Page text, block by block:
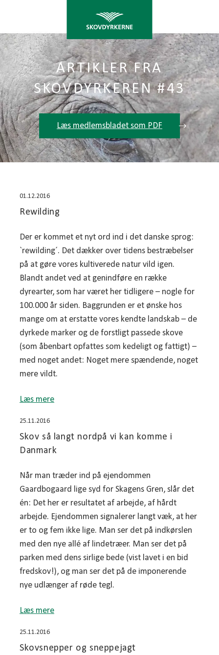
ARTIKLER FRA
SKOVDYRKEREN #43
Læs medlemsbladet som PDF
01.12.2016
Rewilding
Der er kommet et nyt ord ind i det danske sprog:
`rewilding´. Det dækker over tidens bestræbelser
på at gøre vores kultiverede natur vild igen.
Blandt andet ved at genindføre en række
dyrearter, som har været her tidligere – nogle for
100.000 år siden. Baggrunden er et ønske hos
mange om at erstatte vores kendte landskab – de
dyrkede marker og de forstligt passede skove
(som åbenbart opfattes som kedeligt og fattigt) –
med noget andet: Noget mere spændende, noget
mere vildt.
Læs mere
25.11.2016
Skov så langt nordpå vi kan komme i
Danmark
Når man træder ind på ejendommen
Gaardbogaard lige syd for Skagens Gren, slår det
én: Det her er resultatet af arbejde, af hårdt
arbejde. Ejendommen signalerer langt væk, at her
er to og fem ikke lige. Man ser det på indkørslen
med den nye allé af lindetræer. Man ser det på
parken med dens sirlige bede (vist lavet i en bid
fredskov!), og man ser det på de imponerende
nye udlænger af røde tegl.
Læs mere
25.11.2016
Skovsnepper og sneppejagt